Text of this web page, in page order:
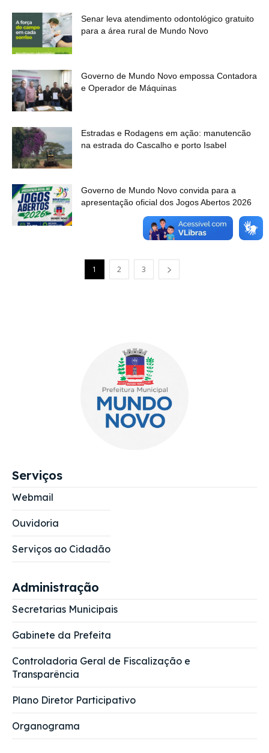
European Commission |
Senar leva atendimento odontológico gratuito
para a área rural de Mundo Novo
Governo de Mundo Novo empossa Contadora
e Operador de Máquinas
Estradas e Rodagens em ação: manutencão
na estrada do Cascalho e porto Isabel
Governo de Mundo Novo convida para a
apresentação oficial dos Jogos Abertos 2026
1 2 3
Serviços
Webmail
Ouvidoria
Serviços ao Cidadão
Administração
Secretarias Municipais
Gabinete da Prefeita
Controladoria Geral de Fiscalização e
Transparência
Plano Diretor Participativo
Organograma